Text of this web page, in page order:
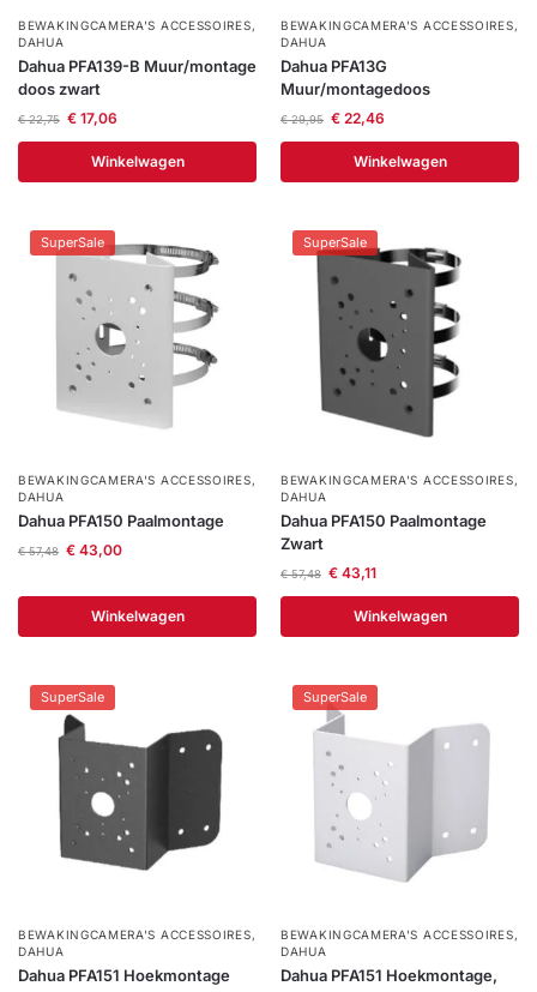
BEWAKINGCAMERA'S ACCESSOIRES,
DAHUA
Dahua PFA139-B Muur/montage
doos zwart
€22,75 €17,06
Winkelwagen
BEWAKINGCAMERA'S ACCESSOIRES,
DAHUA
Dahua PFA13G
Muur/montagedoos
€29,95 €22,46
Winkelwagen
SuperSale
BEWAKINGCAMERA'S ACCESSOIRES,
DAHUA
Dahua PFA150 Paalmontage
€57,48 €43,00
Winkelwagen
SuperSale
BEWAKINGCAMERA'S ACCESSOIRES,
DAHUA
Dahua PFA150 Paalmontage
Zwart
€57,48 €43,11
Winkelwagen
SuperSale
BEWAKINGCAMERA'S ACCESSOIRES,
DAHUA
Dahua PFA151 Hoekmontage
SuperSale
BEWAKINGCAMERA'S ACCESSOIRES,
DAHUA
Dahua PFA151 Hoekmontage,